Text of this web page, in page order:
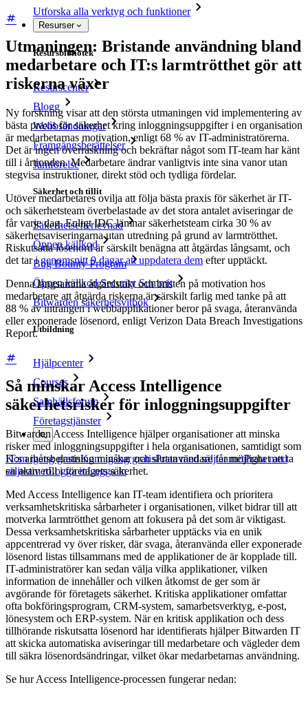
Utforska alla verktyg och funktioner
Resurser
Resursbibliotek
Resurscenter
Blogg
Webbsändningar
Framgångsberättelser
Jämförelse
Säkerhet och tillit
Säkerhetsefterlevnad
Öppen källkod
Bug Bounty Program
Öppen källkod Security Summit
Bitwarden säkerhetsvitbok
Utbildning
Hjälpcenter
Courses
Samhällsforum
Företagstjänster
Kom igång gratisKom igång gratisPrata med säljteametPrata med
säljteametLogga inLogga in
Utmaningen: Bristande användning bland
medarbetare och IT:s larmtrötthet gör att
riskerna växer
Ny forskning visar att den största utmaningen vid implementering av
bästa praxis för säkerhet kring inloggningsuppgifter i en organisation
är medarbetarnas motivation, enligt 68 % av IT-administratörerna.
Det är ingen överraskning och bekräftar något som IT-team har känt
till i årtionden. Medarbetare ändrar vanligtvis inte sina vanor utan
stegvisa instruktioner, direkt stöd och tydliga fördelar.
Utöver medarbetares ovilja att följa bästa praxis för säkerhet är IT-
och säkerhetsteam överbelastade av det stora antalet aviseringar de
får varje dag. Enligt IDC lämnar säkerhetsteam cirka 30 % av
säkerhetsaviseringarna utan utredning på grund av larmtrötthet.
Riskutsatta lösenord är särskilt benägna att åtgärdas långsamt, och
det tar igenomsnitt 9 dagar att uppdatera dem efter upptäckt.
Denna långsamma åtgärdstakt och bristen på motivation hos
medarbetare att åtgärda riskerna är särskilt farlig med tanke på att
88 % av intrången i webbapplikationer beror på svaga, återanvända
eller exponerade lösenord, enligt Verizon Data Breach Investigations
Report.
Så minskar Access Intelligence
säkerhetsrisker för inloggningsuppgifter
Bitwarden Access Intelligence hjälper organisationer att minska
risker med inloggningsuppgifter i hela organisationen, samtidigt som
IT:s arbetsbelastning minskar och slutanvändare får möjlighet att ta
en aktiv roll i företagets säkerhet.
Med Access Intelligence kan IT-team identifiera och prioritera
verksamhetskritiska sårbarheter i organisationen, vilket bidrar till att
motverka larmtrötthet genom att fokusera på det som är viktigast.
Dessa verksamhetskritiska sårbarheter upptäcks via en unik
appcentrerad vy över risker, där svaga, återanvända eller exponerade
lösenord listas tillsammans med de applikationer de är kopplade till.
IT-administratörer kan sedan välja vilka applikationer, vilken
information de innehåller och vilken åtkomst de ger som är
avgörande för företagets säkerhet. Kritiska applikationer omfattar
ofta bokföringsprogram, CRM-system, samarbetsverktyg, e-post,
lönesystem och ERP-system. När en kritisk applikation och dess
tillhörande riskutsatta lösenord har identifierats hjälper Bitwarden IT
att skicka automatiska aviseringar till medarbetare och vägleder dem
till säkra lösenordsändringar, vilket ökar medarbetarnas användning.
Se hur Access Intelligence-processen fungerar nedan: